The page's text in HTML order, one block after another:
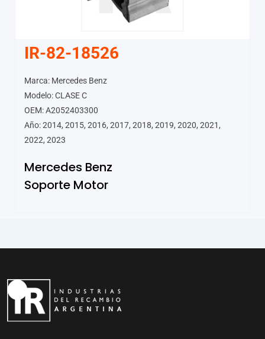
IR-82-18526
Marca: Mercedes Benz
Modelo: CLASE C
OEM: A2052403300
Año: 2014, 2015, 2016, 2017, 2018, 2019, 2020, 2021,
2022, 2023
Mercedes Benz
Soporte Motor